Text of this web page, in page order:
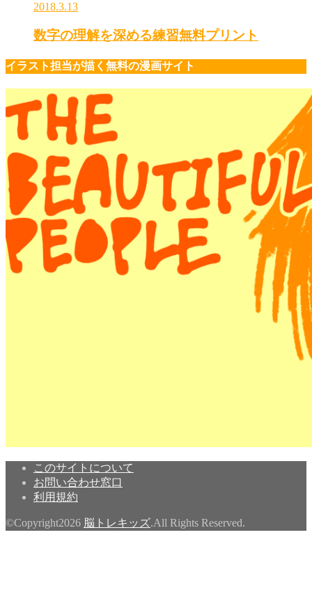
2018.3.13
数字の理解を深める練習無料プリント
イラスト担当が描く無料の漫画サイト
このサイトについて
お問い合わせ窓口
利用規約
©Copyright2026 脳トレキッズ.All Rights Reserved.